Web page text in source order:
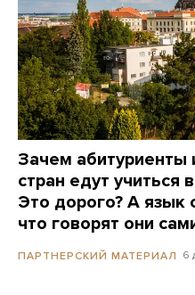
Зачем абитуриенты
стран едут учиться
Это дорого? А язык
что говорят они
ПАРТНЕРСКИЙ МАТЕРИАЛ 6